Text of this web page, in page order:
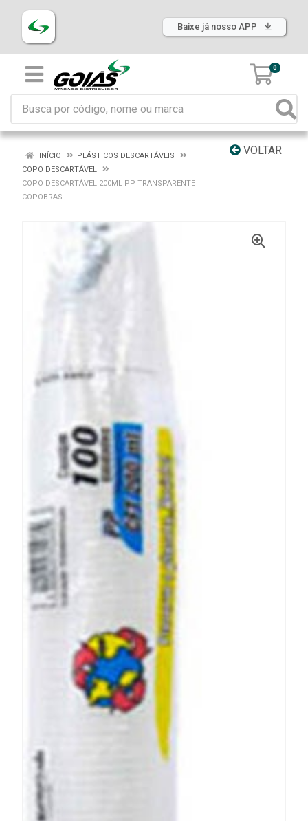
Baixe já nosso APP
0
VOLTAR
INÍCIO
PLÁSTICOS DESCARTÁVEIS
COPO DESCARTÁVEL
COPO DESCARTÁVEL 200ML PP TRANSPARENTE
COPOBRAS